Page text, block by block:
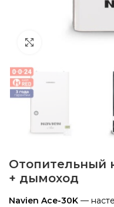
Отопительный
+ дымоход
Navien Ace-30K —